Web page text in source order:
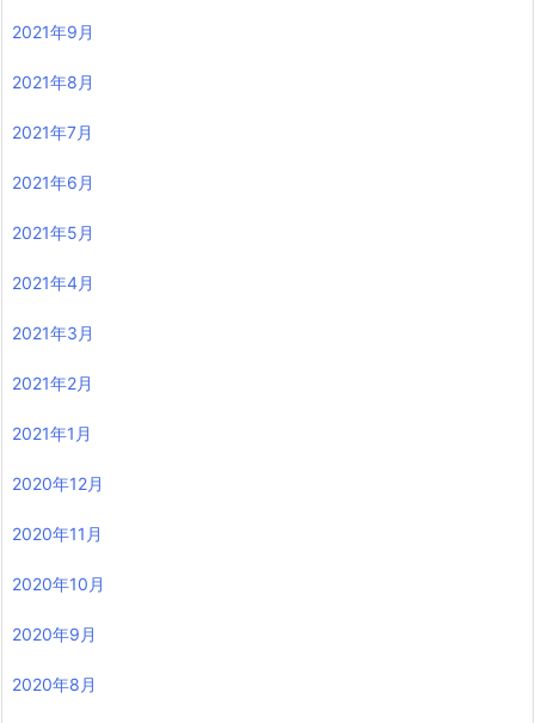
2021年9月
2021年8月
2021年7月
2021年6月
2021年5月
2021年4月
2021年3月
2021年2月
2021年1月
2020年12月
2020年11月
2020年10月
2020年9月
2020年8月